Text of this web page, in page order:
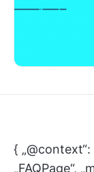
{
„FAQPage“,